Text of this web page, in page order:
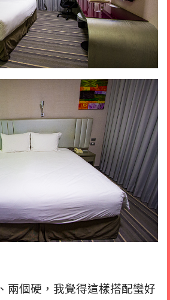
兩個硬，我覺得這樣搭配蠻好